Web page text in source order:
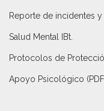
Reporte de incidentes
Salud Mental IBt
Protocolos de
Apoyo Psicológico